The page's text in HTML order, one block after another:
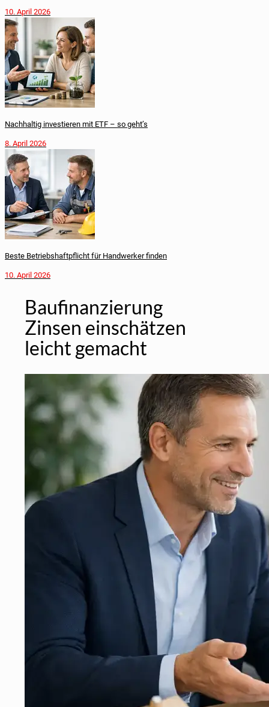
10. April 2026
Nachhaltig investieren mit ETF – so geht’s
8. April 2026
Beste Betriebshaftpflicht für Handwerker finden
10. April 2026
Baufinanzierung
Zinsen einschätzen
leicht gemacht